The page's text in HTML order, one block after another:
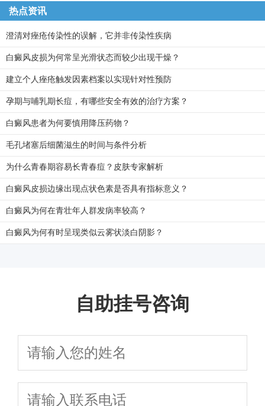
热点资讯
澄清对痤疮传染性的误解，它并非传染性疾病
白癜风皮损为何常呈光滑状态而较少出现干燥？
建立个人痤疮触发因素档案以实现针对性预防
孕期与哺乳期长痘，有哪些安全有效的治疗方案？
白癜风患者为何要慎用降压药物？
毛孔堵塞后细菌滋生的时间与条件分析
为什么青春期容易长青春痘？皮肤专家解析
白癜风皮损边缘出现点状色素是否具有指标意义？
白癜风为何在青壮年人群发病率较高？
白癜风为何有时呈现类似云雾状淡白阴影？
自助挂号咨询